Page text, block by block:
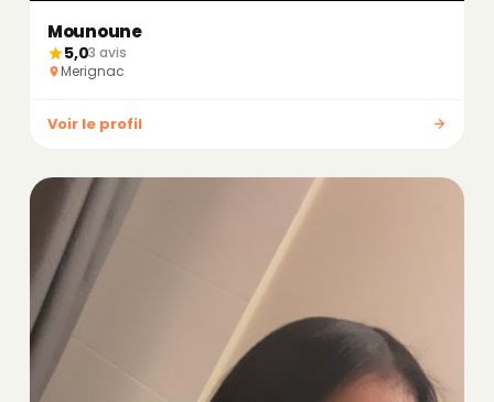
Mounoune
5,03 avis
Merignac
Voir le profil